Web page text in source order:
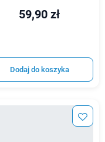
59,90 zł
Dodaj do koszyka